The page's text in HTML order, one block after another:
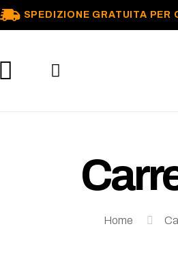
SPEDIZIONE GRATUITA PER
Home